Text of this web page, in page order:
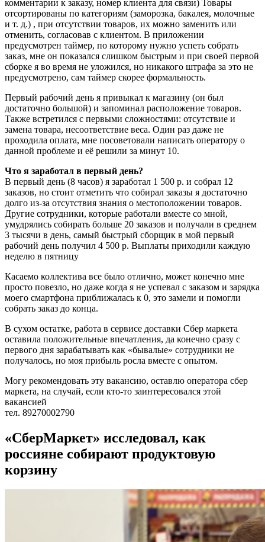
комментарии к заказу, номер клиента для связи) Товары
отсортированы по категориям (заморозка, бакалея, молочные
и т. д.) , при отсутствии товаров, их можно заменить или
отменить, согласовав с клиентом. В приложении
предусмотрен таймер, по которому нужно успеть собрать
заказ, мне он показался слишком быстрым и при своей первой
сборке я во время не уложился, но никакого штрафа за это не
предусмотрено, сам таймер скорее формальность.
Первый рабочий день я привыкал к магазину (он был
достаточно большой) и запоминал расположение товаров.
Также встретился с первыми сложностями: отсутствие и
замена товара, несоответствие веса. Один раз даже не
проходила оплата, мне посоветовали написать оператору о
данной проблеме и её решили за минут 10.
Что я заработал в первый день?
В первый день (8 часов) я заработал 1 500 р. и собрал 12
заказов, но стоит отметить что собирал заказы я достаточно
долго из-за отсутствия знания о местоположении товаров.
Другие сотрудники, которые работали вместе со мной,
умудрялись собирать больше 20 заказов и получали в среднем
3 тысячи в день, самый быстрый сборщик в мой первый
рабочий день получил 4 500 р. Выплаты приходили каждую
неделю в пятницу
Касаемо коллектива все было отлично, может конечно мне
просто повезло, но даже когда я не успевал с заказом и зарядка
моего смартфона приближалась к 0, это замели и помогли
собрать заказ до конца.
В сухом остатке, работа в сервисе доставки Сбер маркета
оставила положительные впечатления, да конечно сразу с
первого дня зарабатывать как «бывалые» сотрудники не
получалось, но моя прибыль росла вместе с опытом.
Могу рекомендовать эту вакансию, оставлю оператора сбер
маркета, на случай, если кто-то заинтересовался этой
вакансией
тел. 89270002790
«СберМаркет» исследовал, как
россияне собирают продуктовую
корзину